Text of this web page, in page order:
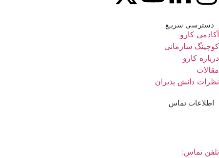
دسترسی سریـع
کارو
سازمانی
کارو
دانش پذیران
اطلاعات تماس
تماس: